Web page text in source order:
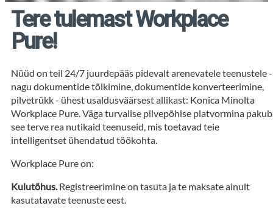
Tere tulemast Workplace
Pure!
Nüüd on teil 24/7 juurdepääs pidevalt arenevatele teenustele -
nagu dokumentide tõlkimine, dokumentide konverteerimine,
pilvetrükk - ühest usaldusväärsest allikast: Konica Minolta
Workplace Pure. Väga turvalise pilvepõhise platvormina pakub
see terve rea nutikaid teenuseid, mis toetavad teie
intelligentset ühendatud töökohta.
Workplace Pure on:
Kulutõhus.Registreerimine on tasuta ja te maksate ainult
kasutatavate teenuste eest.